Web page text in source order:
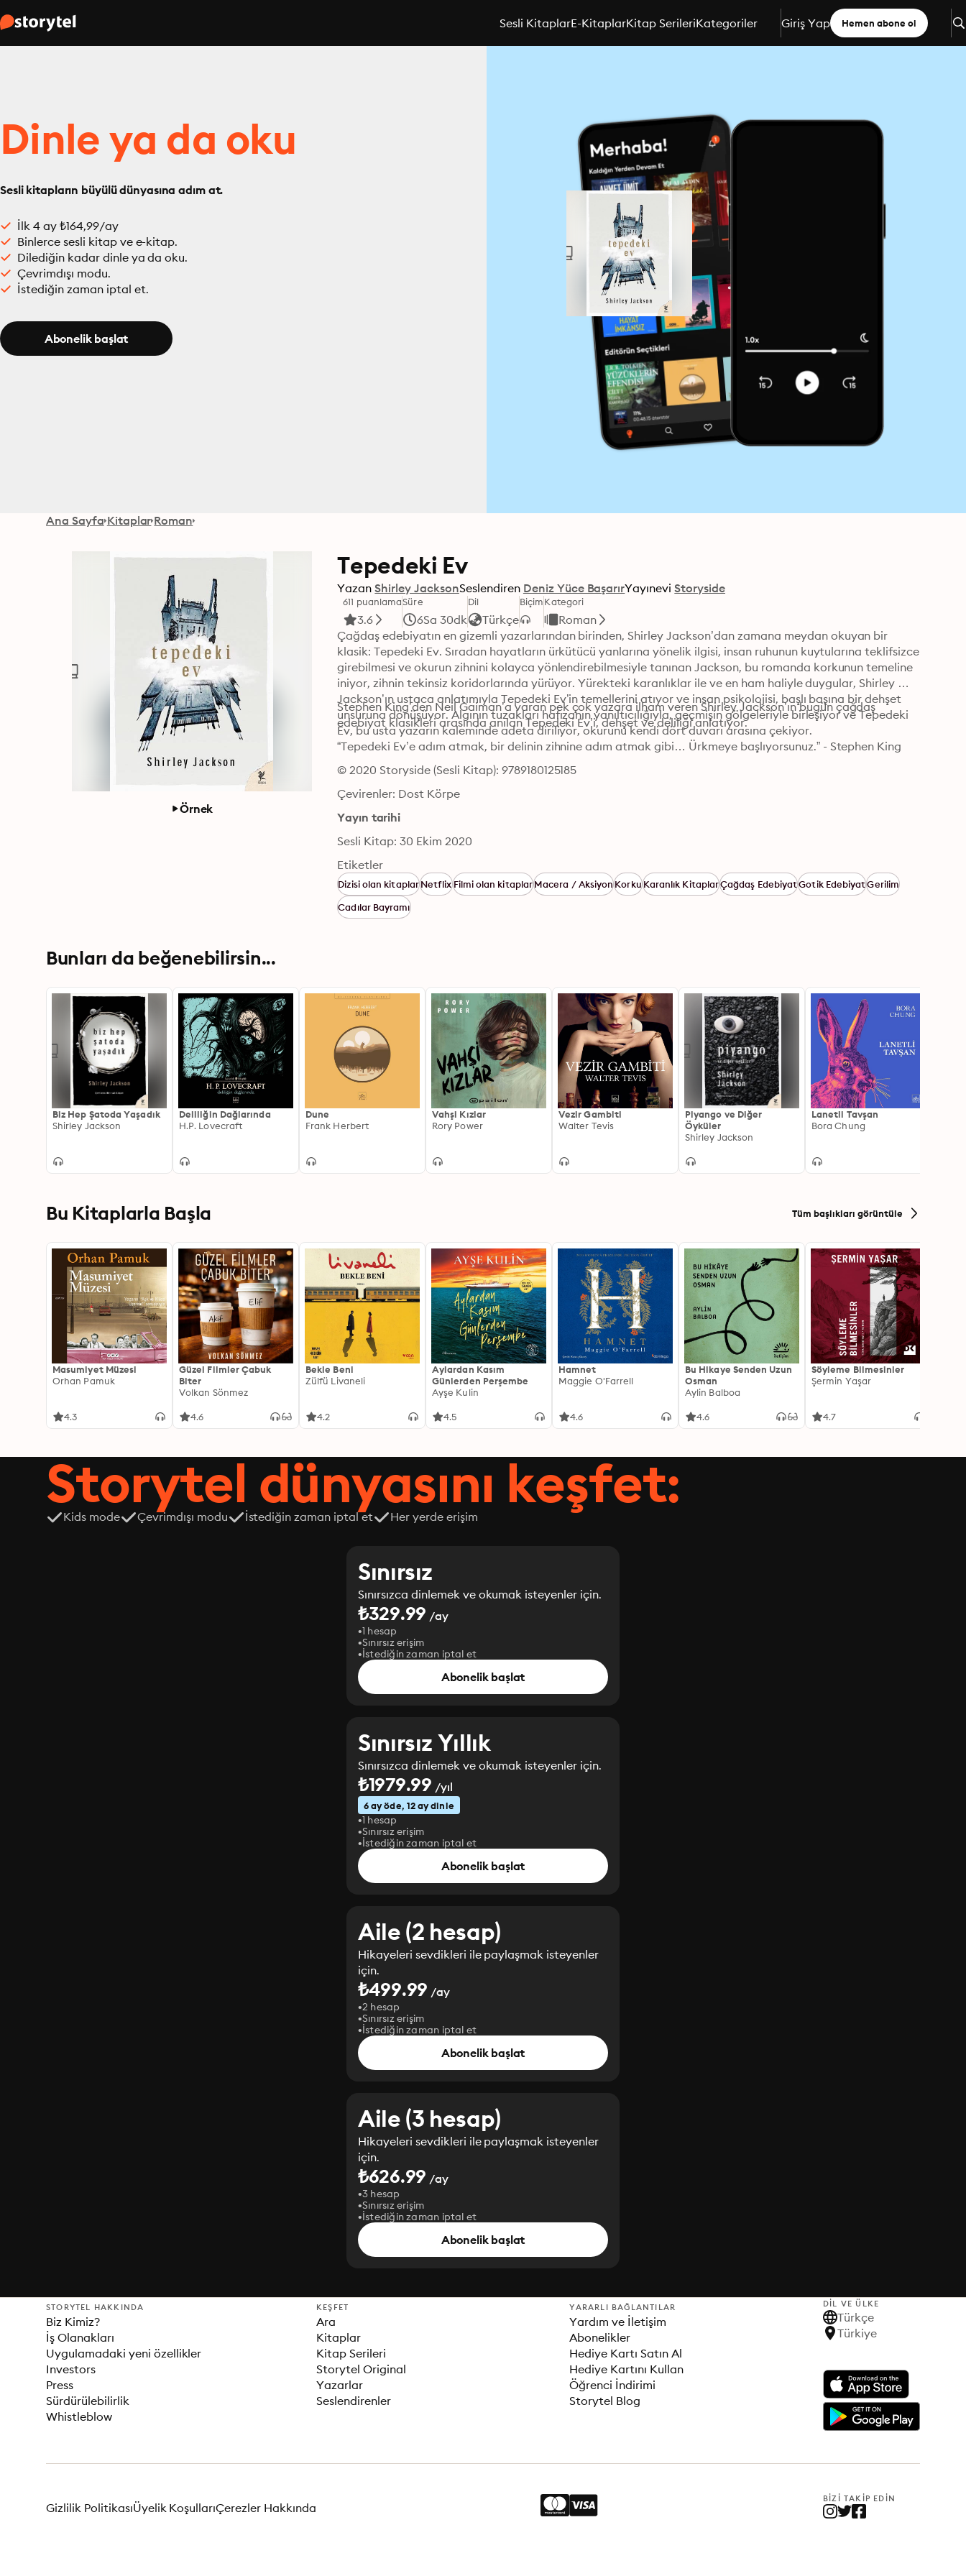
Sesli KitaplarE-KitaplarKitap SerileriKategoriler Giriş Yap Hemen abone ol
Dinle ya da oku
Sesli kitapların büyülü dünyasına adım at.
İlk 4 ay ₺164,99/ay
Binlerce sesli kitap ve e-kitap.
Dilediğin kadar dinle ya da oku.
Çevrimdışı modu.
İstediğin zaman iptal et.
Abonelik başlat
Ana Sayfa Kitaplar Roman
Örnek
Tepedeki Ev
Yazan Shirley JacksonSeslendiren Deniz Yüce BaşarırYayınevi Storyside
611 puanlama
3.6
Süre
6Sa 30dk
Dil
Türkçe
BiçimKategori
Roman
Çağdaş edebiyatın en gizemli yazarlarından birinden, Shirley Jackson’dan zamana meydan okuyan bir
klasik: Tepedeki Ev. Sıradan hayatların ürkütücü yanlarına yönelik ilgisi, insan ruhunun kuytularına teklifsizce
girebilmesi ve okurun zihnini kolayca yönlendirebilmesiyle tanınan Jackson, bu romanda korkunun temeline
iniyor, zihnin tekinsiz koridorlarında yürüyor. Yürekteki karanlıklar ile ve en ham haliyle duygular, Shirley
Jackson’ın ustaca anlatımıyla Tepedeki Ev’in temellerini atıyor ve insan psikolojisi, başlı başına bir dehşet
unsuruna dönüşüyor. Algının tuzakları hafızanın yanıltıcılığıyla, geçmişin gölgeleriyle birleşiyor ve Tepedeki
Ev, bu usta yazarın kaleminde adeta diriliyor, okurunu kendi dört duvarı arasına çekiyor.
Stephen King’den Neil Gaiman’a varan pek çok yazara ilham veren Shirley Jackson’ın bugün çağdaş
edebiyat klasikleri arasında anılan Tepedeki Ev’i, dehşet ve deliliği anlatıyor.
“Tepedeki Ev’e adım atmak, bir delinin zihnine adım atmak gibi… Ürkmeye başlıyorsunuz.” - Stephen King
© 2020 Storyside (Sesli Kitap): 9789180125185
Çevirenler: Dost Körpe
Yayın tarihi
Sesli Kitap: 30 Ekim 2020
Etiketler
Dizisi olan kitaplarNetflixFilmi olan kitaplarMacera / AksiyonKorkuKaranlık KitaplarÇağdaş EdebiyatGotik EdebiyatGerilim
Cadılar Bayramı
Bunları da beğenebilirsin...
Biz Hep Şatoda Yaşadık
Shirley Jackson
Deliliğin Dağlarında
H.P. Lovecraft
Dune
Frank Herbert
Vahşi Kızlar
Rory Power
Vezir Gambiti
Walter Tevis
Piyango ve Diğer
Öyküler
Shirley Jackson
Lanetli Tavşan
Bora Chung
Bu Kitaplarla Başla Tüm başlıkları görüntüle
Masumiyet Müzesi
Orhan Pamuk
4.3
Güzel Filmler Çabuk
Biter
Volkan Sönmez
4.6
Bekle Beni
Zülfü Livaneli
4.2
Aylardan Kasım
Günlerden Perşembe
Ayşe Kulin
4.5
Hamnet
Maggie O'Farrell
4.6
Bu Hikaye Senden Uzun
Osman
Aylin Balboa
4.6
Söyleme Bilmesinler
Şermin Yaşar
4.7
Storytel dünyasını keşfet:
Kids mode Çevrimdışı modu İstediğin zaman iptal et Her yerde erişim
Sınırsız
Sınırsızca dinlemek ve okumak isteyenler için.
₺329.99 /ay
1 hesap
Sınırsız erişim
İstediğin zaman iptal et
Abonelik başlat
Sınırsız Yıllık
Sınırsızca dinlemek ve okumak isteyenler için.
₺1979.99 /yıl
6 ay öde, 12 ay dinle
1 hesap
Sınırsız erişim
İstediğin zaman iptal et
Abonelik başlat
Aile (2 hesap)
Hikayeleri sevdikleri ile paylaşmak isteyenler
için.
₺499.99 /ay
2 hesap
Sınırsız erişim
İstediğin zaman iptal et
Abonelik başlat
Aile (3 hesap)
Hikayeleri sevdikleri ile paylaşmak isteyenler
için.
₺626.99 /ay
3 hesap
Sınırsız erişim
İstediğin zaman iptal et
Abonelik başlat
STORYTEL HAKKINDA
Biz Kimiz?
İş Olanakları
Uygulamadaki yeni özellikler
Investors
Press
Sürdürülebilirlik
Whistleblow
KEŞFET
Ara
Kitaplar
Kitap Serileri
Storytel Original
Yazarlar
Seslendirenler
YARARLI BAĞLANTILAR
Yardım ve İletişim
Abonelikler
Hediye Kartı Satın Al
Hediye Kartını Kullan
Öğrenci İndirimi
Storytel Blog
DIL VE ÜLKE
Türkçe
Türkiye
BIZI TAKIP EDIN
Gizlilik PolitikasıÜyelik KoşullarıÇerezler Hakkında